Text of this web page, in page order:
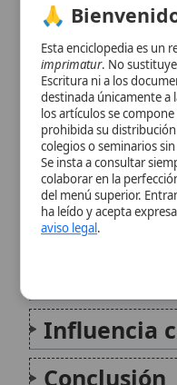
escolástica:
Aquino
La paradoja
católica
Influencia
Conclusión
Modificado el 2 de febrero de
Citar este artículo•Paq. Scorm
artículo Imprimir artículo
Paradoja del mal y la
Se insta a consultar
colaborar en la perfección
del menú superior.
ha leído y acepta
aviso legal.